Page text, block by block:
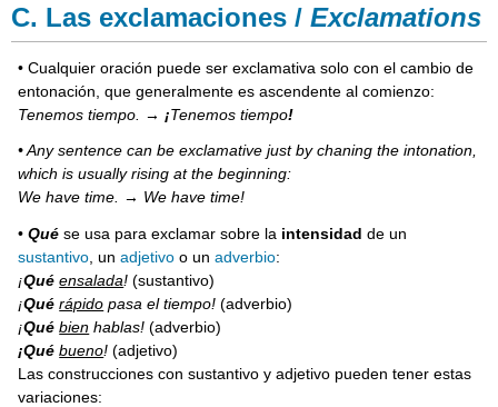
C. Las exclamaciones /Exclamations
• Cualquier oración puede ser exclamativa solo con el cambio de
entonación, que generalmente es ascendente al comienzo:
Tenemos tiempo. → ¡Tenemos tiempo!
•Any sentence can be exclamative just by chaning the intonation,
which is usually rising at the beginning:
We have time. → We have time!
•Qué se usa para exclamar sobre la intensidad de un
sustantivo , unadjetivo o unadverbio:
¡Qué ensalada! (sustantivo)
¡Qué rápido pasa el tiempo! (adverbio)
¡Qué bien hablas! (adverbio)
¡Qué bueno! (adjetivo)
Las construcciones con sustantivo y adjetivo pueden tener estas
variaciones: